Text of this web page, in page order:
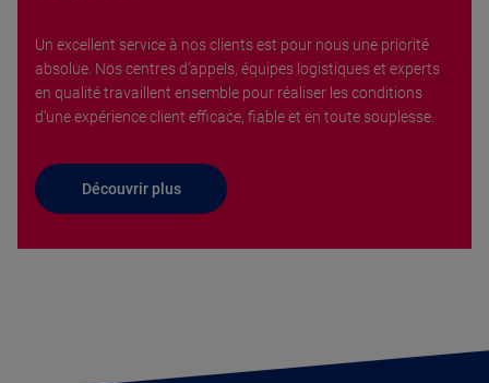
Un excellent service à nos clients est pour nous une priorité
absolue. Nos centres d’appels, équipes logistiques et experts
en qualité travaillent ensemble pour réaliser les conditions
d’une expérience client efficace, fiable et en toute souplesse.
Découvrir plus